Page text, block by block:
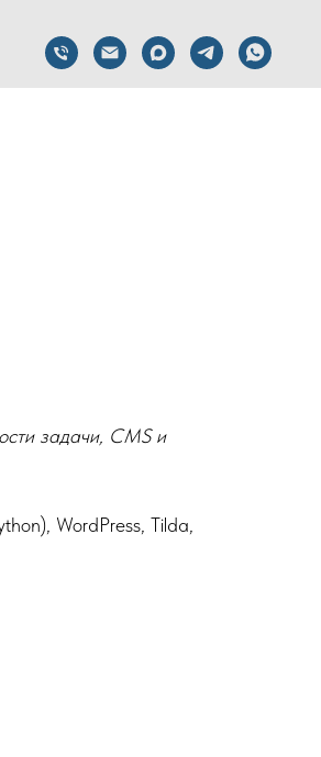
задачи, CMS и
WordPress, Tilda,